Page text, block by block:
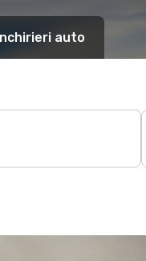
auto